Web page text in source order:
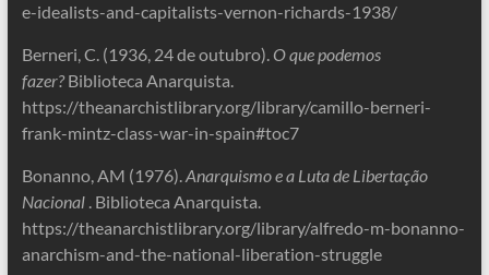
e-idealists-and-capitalists-vernon-richards-1938/
Berneri, C. (1936, 24 de outubro). O que podemos
fazer?Biblioteca Anarquista.
https://theanarchistlibrary.org/library/camillo-berneri-
frank-mintz-class-war-in-spain#toc7
Bonanno, AM (1976).Anarquismo e a Luta de Libertação
Nacional. Biblioteca Anarquista.
https://theanarchistlibrary.org/library/alfredo-m-bonanno-
anarchism-and-the-national-liberation-struggle